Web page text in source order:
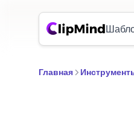
Главная